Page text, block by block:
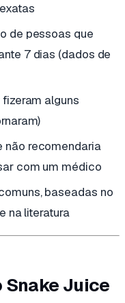
de pessoas que
7 dias (dados de
alguns
não recomendaria
com um médico
baseadas no
na literatura
Snake Juice